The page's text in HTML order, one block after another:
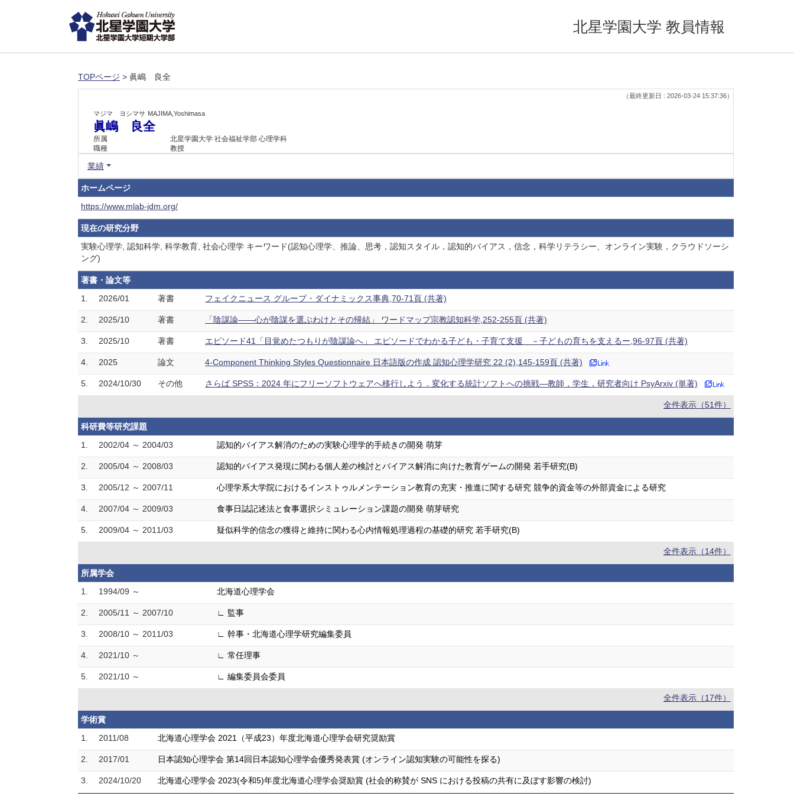
北星学園大学 教員情報
TOPページ > 眞嶋 良全
（最終更新日 : 2026-03-24 15:37:36）
マジマ ヨシマサ MAJIMA,Yoshimasa
眞嶋 良全
所属
北星学園大学 社会福祉学部 心理学科
職種
教授
業績
ホームページ
https://www.mlab-jdm.org/
現在の研究分野
実験心理学, 認知科学, 科学教育, 社会心理学 キーワード(認知心理学、推論、思考，認知スタイル，認知的バイアス，信念，科学リテラシー、オンライン実験，クラウドソーシ
ング)
著書・論文等
1.
2026/01 著書 フェイクニュース グループ・ダイナミックス事典,70-71頁 (共著)
2. 2025/10 著書 「陰謀論——心が陰謀を選ぶわけとその帰結」 ワードマップ宗教認知科学,252-255頁 (共著)
3. 2025/10 著書 エピソード41「目覚めたつもりが陰謀論へ」 エピソードでわかる子ども・子育て支援 －子どもの育ちを支えるー,96-97頁 (共著)
4. 2025 論文 4-Component Thinking Styles Questionnaire 日本語版の作成 認知心理学研究 22 (2),145-159頁 (共著)
5. 2024/10/30 その他 さらば SPSS：2024 年にフリーソフトウェアへ移行しよう．変化する統計ソフトへの挑戦—教師，学生，研究者向け PsyArxiv (単著)
全件表示（51件）
科研費等研究課題
1.
2002/04 ～ 2004/03 認知的バイアス解消のための実験心理学的手続きの開発 萌芽
2. 2005/04 ～ 2008/03 認知的バイアス発現に関わる個人差の検討とバイアス解消に向けた教育ゲームの開発 若手研究(B)
3. 2005/12 ～ 2007/11 心理学系大学院におけるインストゥルメンテーション教育の充実・推進に関する研究 競争的資金等の外部資金による研究
4. 2007/04 ～ 2009/03 食事日誌記述法と食事選択シミュレーション課題の開発 萌芽研究
5. 2009/04 ～ 2011/03 疑似科学的信念の獲得と維持に関わる心内情報処理過程の基礎的研究 若手研究(B)
全件表示（14件）
所属学会
1.
1994/09 ～ 北海道心理学会
2. 2005/11 ～ 2007/10 ∟ 監事
3. 2008/10 ～ 2011/03 ∟ 幹事・北海道心理学研究編集委員
4. 2021/10 ～ ∟ 常任理事
5. 2021/10 ～ ∟ 編集委員会委員
全件表示（17件）
学術賞
1.
2011/08 北海道心理学会 2021（平成23）年度北海道心理学会研究奨励賞
2. 2017/01 日本認知心理学会 第14回日本認知心理学会優秀発表賞 (オンライン認知実験の可能性を探る)
3. 2024/10/20 北海道心理学会 2023(令和5)年度北海道心理学会奨励賞 (社会的称賛が SNS における投稿の共有に及ぼす影響の検討)